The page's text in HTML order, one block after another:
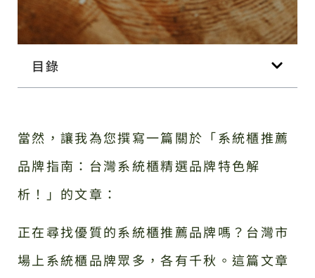
目錄
當然，讓我為您撰寫一篇關於「系統櫃推薦
品牌指南：台灣系統櫃精選品牌特色解
析！」的文章：
正在尋找優質的系統櫃推薦品牌嗎？台灣市
場上系統櫃品牌眾多，各有千秋。這篇文章